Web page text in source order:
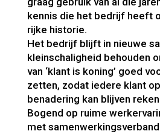
kennis die het bedrijf heeft
rijke historie.
Het bedrijf blijft in nieuwe
kleinschaligheid behouden
van ‘klant is koning’ goed
zetten, zodat iedere klant
benadering kan blijven
Bogend op ruime
met